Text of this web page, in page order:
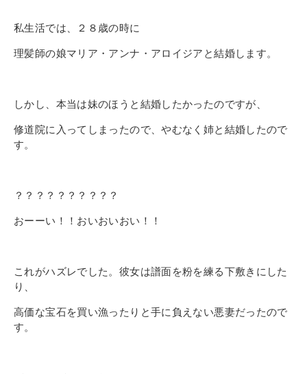
私生活では、２８歳の時に
理髪師の娘マリア・アンナ・アロイジアと結婚します。
しかし、本当は妹のほうと結婚したかったのですが、
修道院に入ってしまったので、やむなく姉と結婚したので
す。
？？？？？？？？？？
おーーい！！おいおいおい！！
これがハズレでした。彼女は譜面を粉を練る下敷きにした
り、
高価な宝石を買い漁ったりと手に負えない悪妻だったので
す。